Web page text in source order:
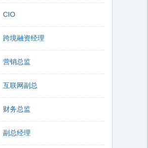
CIO
跨境融资经理
营销总监
互联网副总
财务总监
副总经理